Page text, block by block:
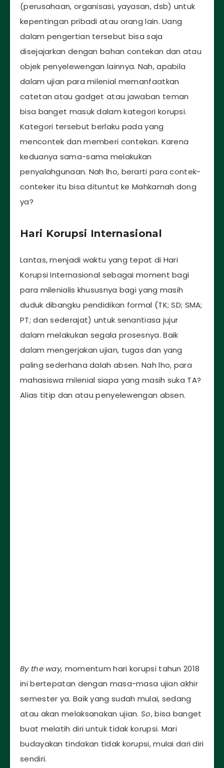
(perusahaan, organisasi, yayasan, dsb) untuk
kepentingan pribadi atau orang lain. Uang
dalam pengertian tersebut bisa saja
disejajarkan dengan bahan contekan dan atau
objek penyelewengan lainnya. Nah, apabila
dalam ujian para milenial memanfaatkan
catetan atau gadget atau jawaban teman
bisa banget masuk dalam kategori korupsi.
Kategori tersebut berlaku pada yang
mencontek dan memberi contekan. Karena
keduanya sama-sama melakukan
penyalahgunaan. Nah lho, berarti para contek-
conteker itu bisa dituntut ke Mahkamah dong
ya?
Hari Korupsi Internasional
Lantas, menjadi waktu yang tepat di Hari
Korupsi Internasional sebagai moment bagi
para milenialis khususnya bagi yang masih
duduk dibangku pendidikan formal (TK; SD; SMA;
PT; dan sederajat) untuk senantiasa jujur
dalam melakukan segala prosesnya. Baik
dalam mengerjakan ujian, tugas dan yang
paling sederhana dalah absen. Nah lho, para
mahasiswa milenial siapa yang masih suka TA?
Alias titip dan atau penyelewengan absen.
By the way, momentum hari korupsi tahun 2018
ini bertepatan dengan masa-masa ujian akhir
semester ya. Baik yang sudah mulai, sedang
atau akan melaksanakan ujian.So, bisa banget
buat melatih diri untuk tidak korupsi. Mari
budayakan tindakan tidak korupsi, mulai dari diri
sendiri.